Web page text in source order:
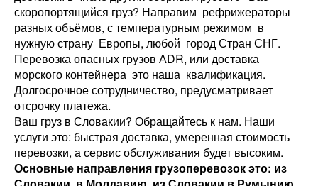
скоропортящийся груз? Направим рефрижераторы
разных объёмов, с температурным режимом в
нужную страну Европы, любой город Стран СНГ.
Перевозка опасных грузов АDR, или доставка
морского контейнера это наша квалификация.
Долгосрочное сотрудничество, предусматривает
отсрочку платежа.
Ваш груз в Словакии? Обращайтесь к нам. Наши
услуги это: быстрая доставка, умеренная стоимость
перевозки, а сервис обслуживания будет высоким.
Основные направления грузоперевозок это: из